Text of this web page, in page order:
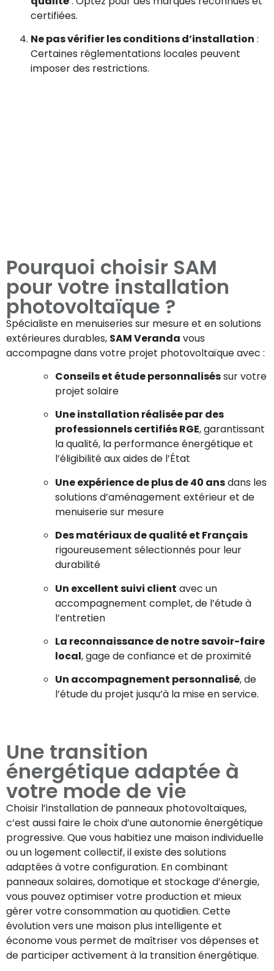
certifiées.
Ne pas vérifier les conditions d’installation :
Certaines réglementations locales peuvent
imposer des restrictions.
Pourquoi choisir SAM
pour votre installation
photovoltaïque ?
Spécialiste en menuiseries sur mesure et en solutions
extérieures durables, SAM Veranda vous
accompagne dans votre projet photovoltaïque avec :
Conseils et étude personnaliséssur votre
projet solaire
Une installation réalisée par des
professionnels certifiés RGE, garantissant
la qualité, la performance énergétique et
l’éligibilité aux aides de l’État
Une expérience de plus de 40 ansdans les
solutions d’aménagement extérieur et de
menuiserie sur mesure
Des matériaux de qualité et Français
rigoureusement sélectionnés pour leur
durabilité
Un excellent suivi client avec un
accompagnement complet, de l’étude à
l’entretien
La reconnaissance de notre savoir-faire
local, gage de confiance et de proximité
Un accompagnement personnalisé, de
l’étude du projet jusqu’à la mise en service.
Une transition
énergétique adaptée à
votre mode de vie
Choisir l’installation de panneaux photovoltaïques,
c’est aussi faire le choix d’une autonomie énergétique
progressive. Que vous habitiez une maison individuelle
ou un logement collectif, il existe des solutions
adaptées à votre configuration. En combinant
panneaux solaires, domotique et stockage d’énergie,
vous pouvez optimiser votre production et mieux
gérer votre consommation au quotidien. Cette
évolution vers une maison plus intelligente et
économe vous permet de maîtriser vos dépenses et
de participer activement à la transition énergétique.